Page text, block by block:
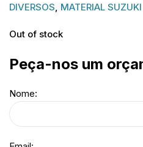
DIVERSOS, MATERIAL SUZUKI
Out of stock
Peça-nos um
Nome: